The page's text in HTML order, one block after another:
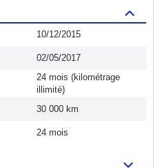
10/12/2015
02/05/2017
24 mois (kilométrage
illimité)
30 000 km
24 mois